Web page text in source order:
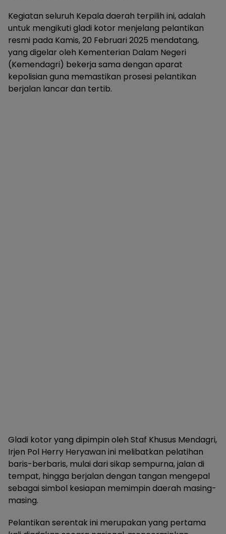
Kegiatan seluruh Kepala daerah terpilih ini, adalah
untuk mengikuti gladi kotor menjelang pelantikan
resmi pada Kamis, 20 Februari 2025 mendatang,
yang digelar oleh Kementerian Dalam Negeri
(Kemendagri) bekerja sama dengan aparat
kepolisian guna memastikan prosesi pelantikan
berjalan lancar dan tertib.
Gladi kotor yang dipimpin oleh Staf Khusus Mendagri,
Irjen Pol Herry Heryawan ini melibatkan pelatihan
baris-berbaris, mulai dari sikap sempurna, jalan di
tempat, hingga berjalan dengan tangan mengepal
sebagai simbol kesiapan memimpin daerah masing-
masing.
Pelantikan serentak ini merupakan yang pertama